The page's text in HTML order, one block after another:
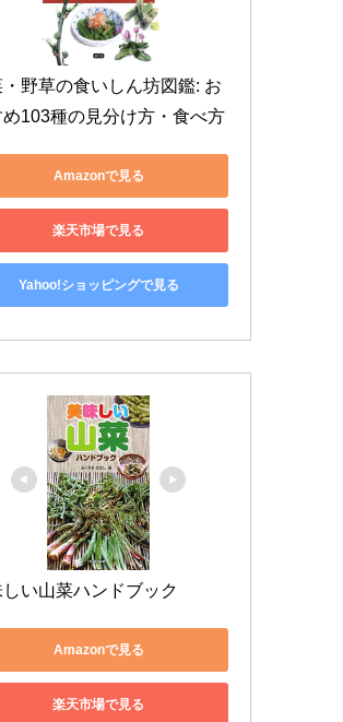
・野草の食いしん坊図鑑: お
103種の見分け方・食べ方
Amazonで見る
楽天市場で見る
Yahoo!ショッピングで見る
しい山菜ハンドブック
Amazonで見る
楽天市場で見る